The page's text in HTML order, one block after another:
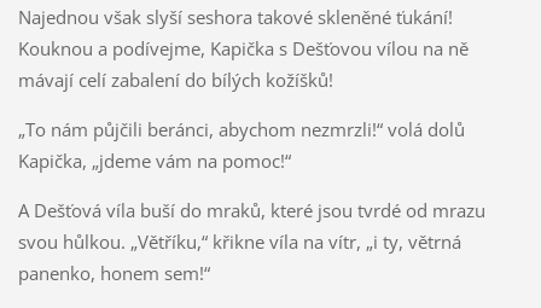
Najednou však slyší seshora takové skleněné ťukání!
Kouknou a podívejme, Kapička s Dešťovou vílou na ně
mávají celí zabalení do bílých kožíšků!
„To nám půjčili beránci, abychom nezmrzli!“ volá dolů
Kapička, „jdeme vám na pomoc!“
A Dešťová víla buší do mraků, které jsou tvrdé od mrazu
svou hůlkou. „Větříku,“ křikne víla na vítr, „i ty, větrná
panenko, honem sem!“